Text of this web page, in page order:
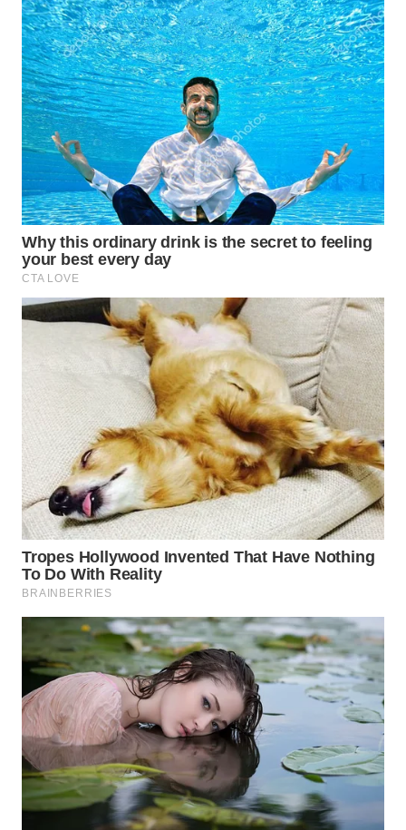
WN
MALUKU
WN
MALUT
WN
DAIRI
WN
DANAU
TOBA
NIAS
WN
WN
TAPANULI
SELATAN
WN
TANJUNG
LESUNG
WN
KARO
WN
SIMALUNGUN
WN
LABUHANBATU
WN